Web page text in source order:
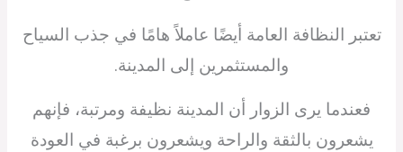
تعتبر النظافة العامة أيضًا عاملاً هامًا في جذب السياح
والمستثمرين إلى المدينة.
فعندما يرى الزوار أن المدينة نظيفة ومرتبة، فإنهم
يشعرون بالثقة والراحة ويشعرون برغبة في العودة